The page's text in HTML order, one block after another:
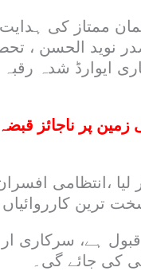
ممتاز کی
نوید الحسن ،
ایوارڈ شدہ
پر ناجائز
،انتظامی
ترین
ہے، سرکاری
کی جائے گی۔